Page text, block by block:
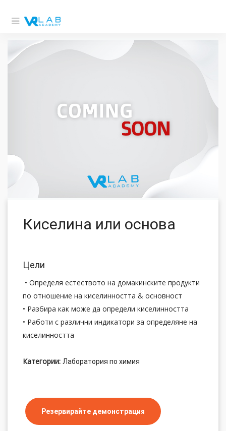
Киселина или основа
Цели
• Определя естеството на домакинските продукти
по отношение на киселинността & основност
• Разбира как може да определи киселинността
• Работи с различни индикатори за определяне на
киселинността
Категории: Лаборатория по химия
Резервирайте демонстрация